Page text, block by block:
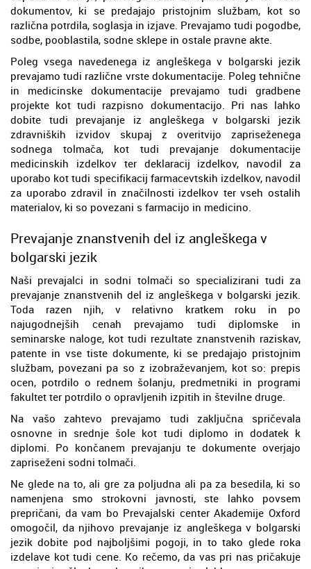
dokumentov, ki se predajajo pristojnim službam, kot so
različna potrdila, soglasja in izjave. Prevajamo tudi pogodbe,
sodbe, pooblastila, sodne sklepe in ostale pravne akte.
Poleg vsega navedenega iz angleškega v bolgarski jezik
prevajamo tudi različne vrste dokumentacije. Poleg tehnične
in medicinske dokumentacije prevajamo tudi gradbene
projekte kot tudi razpisno dokumentacijo. Pri nas lahko
dobite tudi prevajanje iz angleškega v bolgarski jezik
zdravniških izvidov skupaj z overitvijo zapriseženega
sodnega tolmača, kot tudi prevajanje dokumentacije
medicinskih izdelkov ter deklaracij izdelkov, navodil za
uporabo kot tudi specifikacij farmacevtskih izdelkov, navodil
za uporabo zdravil in značilnosti izdelkov ter vseh ostalih
materialov, ki so povezani s farmacijo in medicino.
Prevajanje znanstvenih del iz angleškega v
bolgarski jezik
Naši prevajalci in sodni tolmači so specializirani tudi za
prevajanje znanstvenih del iz angleškega v bolgarski jezik.
Toda razen njih, v relativno kratkem roku in po
najugodnejših cenah prevajamo tudi diplomske in
seminarske naloge, kot tudi rezultate znanstvenih raziskav,
patente in vse tiste dokumente, ki se predajajo pristojnim
službam, povezani pa so z izobraževanjem, kot so: prepis
ocen, potrdilo o rednem šolanju, predmetniki in programi
fakultet ter potrdilo o opravljenih izpitih in številne druge.
Na vašo zahtevo prevajamo tudi zaključna spričevala
osnovne in srednje šole kot tudi diplomo in dodatek k
diplomi. Po končanem prevajanju te dokumente overjajo
zapriseženi sodni tolmači.
Ne glede na to, ali gre za poljudna ali pa za besedila, ki so
namenjena smo strokovni javnosti, ste lahko povsem
prepričani, da vam bo Prevajalski center Akademije Oxford
omogočil, da njihovo prevajanje iz angleškega v bolgarski
jezik dobite pod najboljšimi pogoji, in to tako glede roka
izdelave kot tudi cene. Ko rečemo, da vas pri nas pričakuje